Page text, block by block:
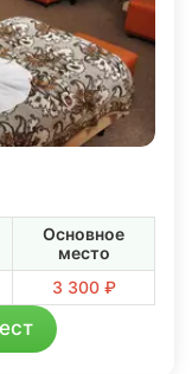
Основное
место
3 300 ₽